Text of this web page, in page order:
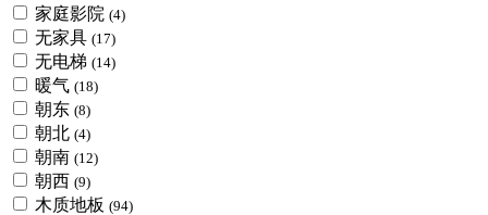
家庭影院 (4)
无家具 (17)
无电梯 (14)
暖气 (18)
朝东 (8)
朝北 (4)
朝南 (12)
朝西 (9)
木质地板 (94)